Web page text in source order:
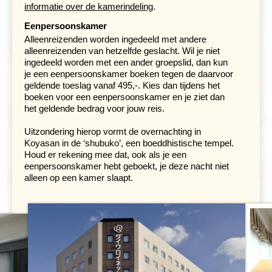
de rit er naartoe heb je perfect uitzicht op de Japanse
bekend om het 'Hida Beef', rundvlees van zeer hoge
kwaliteit. Als je vlees eet is het zeker de moeite waard
om dit eens te proberen.
Na aankomst in Takayama kun je een
openluchtmuseum (Hida no Sato) bezoeken, waar
informatie over de kamerindeling.
Eenpersoonskamer
Alleenreizenden worden ingedeeld met andere
alleenreizenden van hetzelfde geslacht. Wil je niet
ingedeeld worden met een ander groepslid, dan kun
je een eenpersoonskamer boeken tegen de daarvoor
geldende toeslag vanaf 495,-. Kies dan tijdens het
boeken voor een eenpersoonskamer en je ziet dan
het geldende bedrag voor jouw reis.
Uitzondering hierop vormt de overnachting in
Koyasan in de ‘shubuko’, een boeddhistische tempel.
Houd er rekening mee dat, ook als je een
eenpersoonskamer hebt geboekt, je deze nacht niet
alleen op een kamer slaapt.